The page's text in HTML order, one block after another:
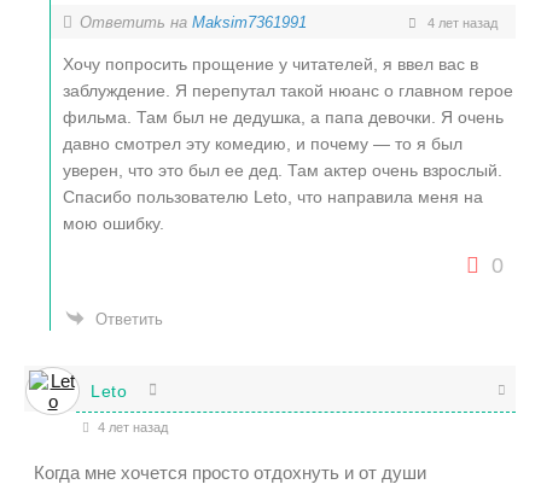
Ответить на Maksim7361991 4 лет назад
Хочу попросить прощение у читателей, я ввел вас в
заблуждение. Я перепутал такой нюанс о главном герое
фильма. Там был не дедушка, а папа девочки. Я очень
давно смотрел эту комедию, и почему — то я был
уверен, что это был ее дед. Там актер очень взрослый.
Спасибо пользователю Leto, что направила меня на
мою ошибку.
0
Ответить
Leto
4 лет назад
Когда мне хочется просто отдохнуть и от души